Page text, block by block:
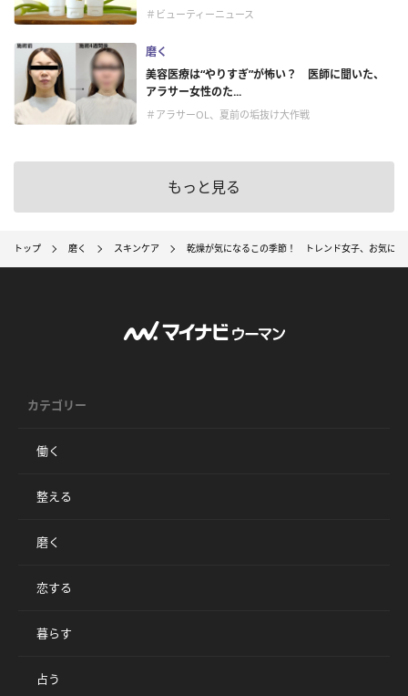
＃ビューティーニュース
磨く
美容医療は“やりすぎ”が怖い？ 医師に聞いた、
アラサー女性のた...
＃アラサーOL、夏前の垢抜け大作戦
もっと見る
トップ 磨く スキンケア 乾燥が気になるこの季節！ トレンド女子、お気に入
カテゴリー
働く
整える
磨く
恋する
暮らす
占う